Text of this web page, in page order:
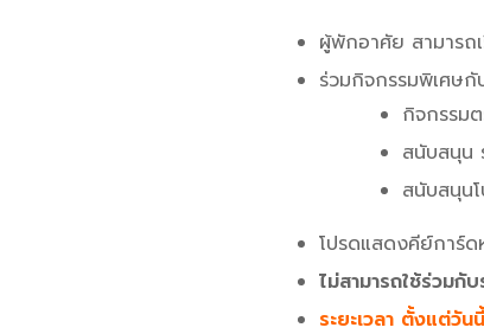
ผู้พักอาศัย สามารถ
ร่วมกิจกรรมพิเศษ
กิจกรรม
สนับสนุน
สนับสนุน
โปรดแสดงคีย์การ์ด
ไม่สามารถใช้ร่วมกั
ระยะเวลา ตั้งแต่วั